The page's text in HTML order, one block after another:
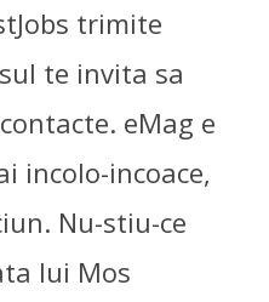
trimite
te invita sa
eMag e
incolo-incoace,
Nu-stiu-ce
lui Mos